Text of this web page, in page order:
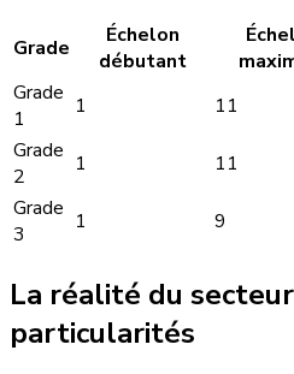
Grade
Échelon
débutant
Grade
1
1 11
Grade
2
1 11
Grade
3
1 9
La réalité du
particularités